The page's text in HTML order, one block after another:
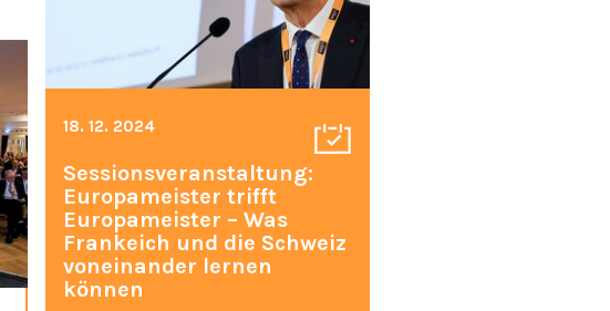
18. 12. 2024
Sessionsveranstaltung:
Europameister trifft
Europameister – Was
Frankeich und die Schweiz
voneinander lernen
können